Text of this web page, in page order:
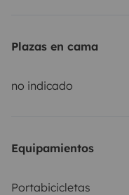
Plazas en cama
no indicado
Equipamientos
Portabicicletas